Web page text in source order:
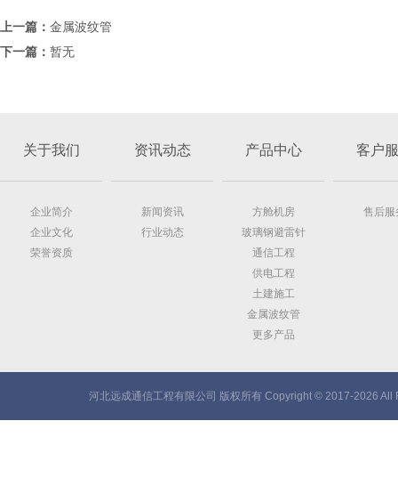
上一篇： 金属波纹管
下一篇： 暂无
关于我们
企业简介
企业文化
荣誉资质
资讯动态
新闻资讯
行业动态
产品中心
方舱机房
玻璃钢避雷针
通信工程
供电工程
土建施工
金属波纹管
更多产品
客户
售后服
河北远成通信工程有限公司 版权所有 Copyright © 2017-2026